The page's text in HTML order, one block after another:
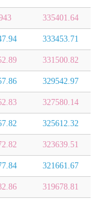
335401.64
333453.71
331500.82
329542.97
327580.14
325612.32
323639.51
321661.67
319678.81